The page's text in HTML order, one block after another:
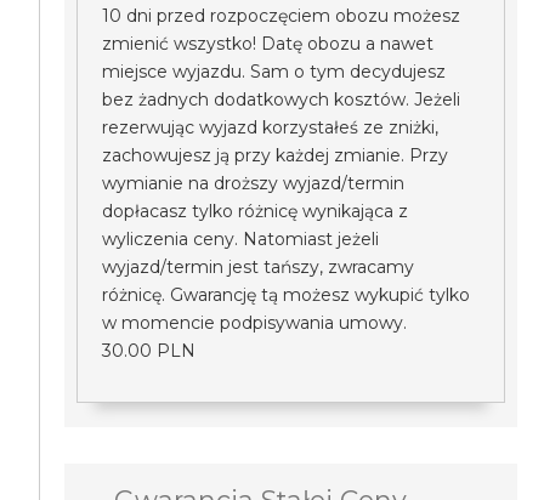
10 dni przed rozpoczęciem obozu możesz
zmienić wszystko! Datę obozu a nawet
miejsce wyjazdu. Sam o tym decydujesz
bez żadnych dodatkowych kosztów. Jeżeli
rezerwując wyjazd korzystałeś ze zniżki,
zachowujesz ją przy każdej zmianie. Przy
wymianie na droższy wyjazd/termin
dopłacasz tylko różnicę wynikająca z
wyliczenia ceny. Natomiast jeżeli
wyjazd/termin jest tańszy, zwracamy
różnicę. Gwarancję tą możesz wykupić tylko
w momencie podpisywania umowy.
30.00 PLN